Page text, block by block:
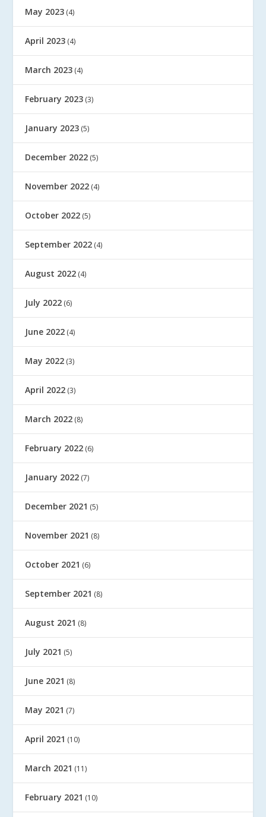
May 2023 (4)
April 2023 (4)
March 2023 (4)
February 2023 (3)
January 2023 (5)
December 2022 (5)
November 2022 (4)
October 2022 (5)
September 2022 (4)
August 2022 (4)
July 2022 (6)
June 2022 (4)
May 2022 (3)
April 2022 (3)
March 2022 (8)
February 2022 (6)
January 2022 (7)
December 2021 (5)
November 2021 (8)
October 2021 (6)
September 2021 (8)
August 2021 (8)
July 2021 (5)
June 2021 (8)
May 2021 (7)
April 2021 (10)
March 2021 (11)
February 2021 (10)